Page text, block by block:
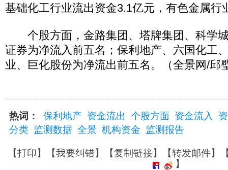
基础化工行业流出资金3.1亿元，有色金属行
个股方面，金路集团、塔牌集团、科学
证券为净流入前五名；保利地产、六国化工
业、巨化股份为净流出前五名。（全景网/邱
热词： 保利地产 资金流出 个股方面 资金流入
分类 监测数据 全景 机构资金 监测报告
【打印】【我要纠错】【复制链接】【转发邮件】
】